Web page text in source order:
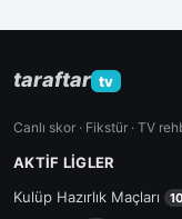
taraftar tv
Canlı skor · Fikstür · TV
AKTIF LIGLER
Kulüp Hazırlık Maçları